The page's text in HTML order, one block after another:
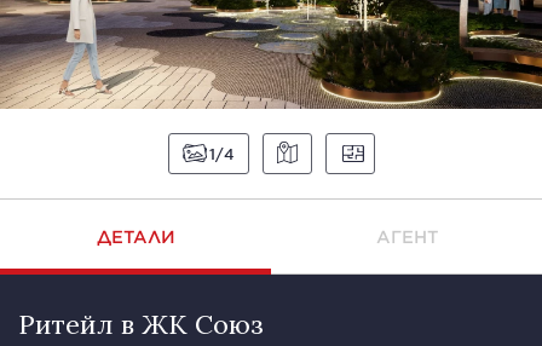
1 4
ДЕТАЛИ АГЕНТ
Ритейл в ЖК Союз